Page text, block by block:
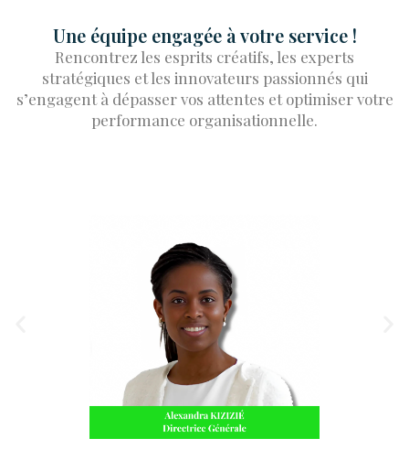
Une équipe engagée à votre service !
Rencontrez les esprits créatifs, les experts
stratégiques et les innovateurs passionnés qui
s’engagent à dépasser vos attentes et optimiser votre
performance organisationnelle.